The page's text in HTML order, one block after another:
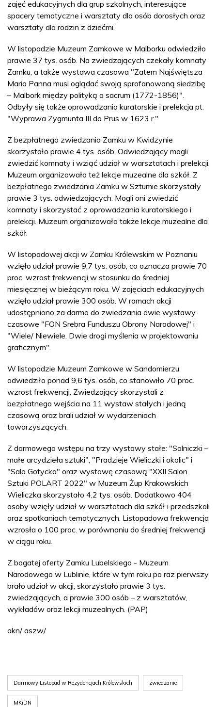
zajęć edukacyjnych dla grup szkolnych, interesujące
spacery tematyczne i warsztaty dla osób dorosłych oraz
warsztaty dla rodzin z dziećmi.
W listopadzie Muzeum Zamkowe w Malborku odwiedziło
prawie 37 tys. osób. Na zwiedzających czekały komnaty
Zamku, a także wystawa czasowa "Zatem Najświętsza
Maria Panna musi oglądać swoją sprofanowaną siedzibę
– Malbork między polityką a sacrum (1772-1856)".
Odbyły się także oprowadzania kuratorskie i prelekcja pt.
"Wyprawa Zygmunta III do Prus w 1623 r."
Z bezpłatnego zwiedzania Zamku w Kwidzynie
skorzystało prawie 4 tys. osób. Odwiedzający mogli
zwiedzić komnaty i wziąć udział w warsztatach i prelekcji.
Muzeum organizowało też lekcje muzealne dla szkół. Z
bezpłatnego zwiedzania Zamku w Sztumie skorzystały
prawie 3 tys. odwiedzających. Mogli oni zwiedzić
komnaty i skorzystać z oprowadzania kuratorskiego i
prelekcji. Muzeum organizowało także lekcje muzealne dla
szkół.
W listopadowej akcji w Zamku Królewskim w Poznaniu
wzięło udział prawie 9,7 tys. osób, co oznacza prawie 70
proc. wzrost frekwencji w stosunku do średniej
miesięcznej w bieżącym roku. W zajęciach edukacyjnych
wzięło udział prawie 300 osób. W ramach akcji
udostępniono za darmo do zwiedzania dwie wystawy
czasowe "FON Srebra Funduszu Obrony Narodowej" i
"Wiele/ Niewiele. Dwie drogi myślenia w projektowaniu
graficznym".
W listopadzie Muzeum Zamkowe w Sandomierzu
odwiedziło ponad 9,6 tys. osób, co stanowiło 70 proc.
wzrost frekwencji. Zwiedzający skorzystali z
bezpłatnego wejścia na 11 wystaw stałych i jedną
czasową oraz brali udział w wydarzeniach
towarzyszących.
Z darmowego wstępu na trzy wystawy stałe: "Solniczki –
małe arcydzieła sztuki", "Pradzieje Wieliczki i okolic" i
"Sala Gotycka" oraz wystawę czasową "XXII Salon
Sztuki POLART 2022" w Muzeum Żup Krakowskich
Wieliczka skorzystało 4,2 tys. osób. Dodatkowo 404
osoby wzięły udział w warsztatach dla szkół i przedszkoli
oraz spotkaniach tematycznych. Listopadowa frekwencja
wzrosła o 100 proc. w porównaniu do średniej frekwencji
w ciągu roku.
Z bogatej oferty Zamku Lubelskiego - Muzeum
Narodowego w Lublinie, które w tym roku po raz pierwszy
brało udział w akcji, skorzystało prawie 3 tys.
zwiedzających, a prawie 300 osób – z warsztatów,
wykładów oraz lekcji muzealnych. (PAP)
akn/ aszw/
Darmowy Listopad w Rezydencjach Królewskich zwiedzanie
MKiDN